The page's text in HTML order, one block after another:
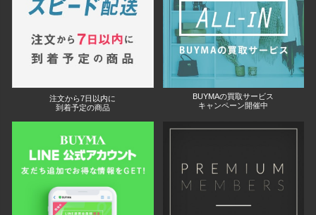
注文から7日以内に
到着予定の商品
BUYMAの買取サービス
キャンペーン開催中